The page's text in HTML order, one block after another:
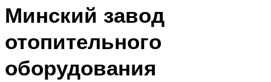
Минский завод
отопительного
оборудования